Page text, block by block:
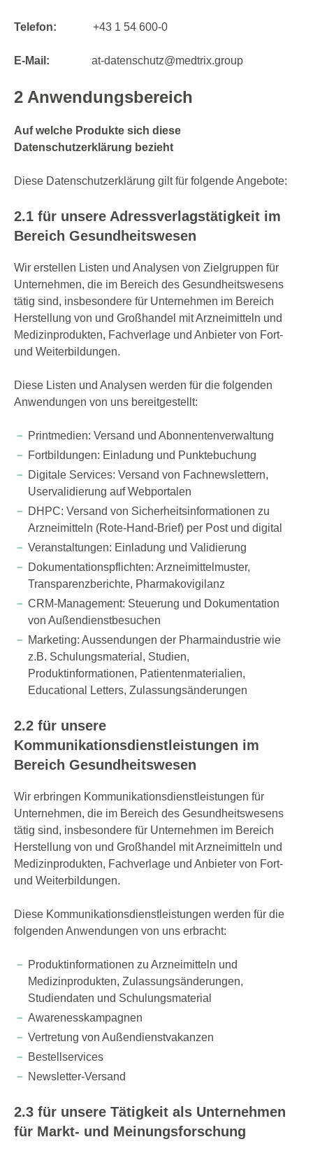
Telefon: +43 1 54 600-0
E-Mail: at-datenschutz@medtrix.group
2 Anwendungsbereich
Auf welche Produkte sich diese
Datenschutzerklärung bezieht
Diese Datenschutzerklärung gilt für folgende Angebote:
2.1 für unsere Adressverlagstätigkeit im
Bereich Gesundheitswesen
Wir erstellen Listen und Analysen von Zielgruppen für
Unternehmen, die im Bereich des Gesundheitswesens
tätig sind, insbesondere für Unternehmen im Bereich
Herstellung von und Großhandel mit Arzneimitteln und
Medizinprodukten, Fachverlage und Anbieter von Fort-
und Weiterbildungen.
Diese Listen und Analysen werden für die folgenden
Anwendungen von uns bereitgestellt:
Printmedien: Versand und Abonnentenverwaltung
Fortbildungen: Einladung und Punktebuchung
Digitale Services: Versand von Fachnewslettern,
Uservalidierung auf Webportalen
DHPC: Versand von Sicherheitsinformationen zu
Arzneimitteln (Rote-Hand-Brief) per Post und digital
Veranstaltungen: Einladung und Validierung
Dokumentationspflichten: Arzneimittelmuster,
Transparenzberichte, Pharmakovigilanz
CRM-Management: Steuerung und Dokumentation
von Außendienstbesuchen
Marketing: Aussendungen der Pharmaindustrie wie
z.B. Schulungsmaterial, Studien,
Produktinformationen, Patientenmaterialien,
Educational Letters, Zulassungsänderungen
2.2 für unsere
Kommunikationsdienstleistungen im
Bereich Gesundheitswesen
Wir erbringen Kommunikationsdienstleistungen für
Unternehmen, die im Bereich des Gesundheitswesens
tätig sind, insbesondere für Unternehmen im Bereich
Herstellung von und Großhandel mit Arzneimitteln und
Medizinprodukten, Fachverlage und Anbieter von Fort-
und Weiterbildungen.
Diese Kommunikationsdienstleistungen werden für die
folgenden Anwendungen von uns erbracht:
Produktinformationen zu Arzneimitteln und
Medizinprodukten, Zulassungsänderungen,
Studiendaten und Schulungsmaterial
Awarenesskampagnen
Vertretung von Außendienstvakanzen
Bestellservices
Newsletter-Versand
2.3 für unsere Tätigkeit als Unternehmen
für Markt- und Meinungsforschung